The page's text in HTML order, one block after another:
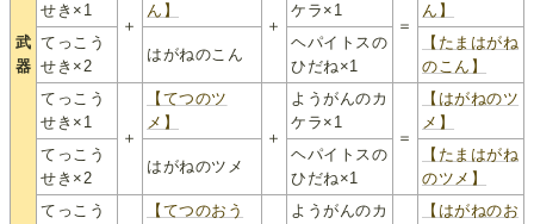
武
器
せき×1
＋
ん】
＋
ケラ×1
＝
ん】
てっこう
せき×2
はがねのこん
ヘパイトスの
ひだね×1
【たまはがね
のこん】
てっこう
せき×1
＋
【てつのツ
メ】
＋
ようがんのカ
ケラ×1
＝
【はがねのツ
メ】
てっこう
せき×2
はがねのツメ
ヘパイトスの
ひだね×1
【たまはがね
のツメ】
てっこう
【てつのおう
ようがんのカ
【はがねのお